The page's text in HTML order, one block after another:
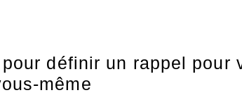
définir un rappel pour
même